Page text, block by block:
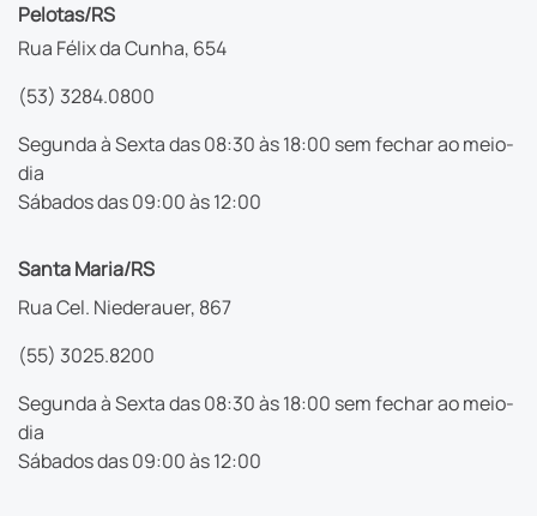
Pelotas/RS
Rua Félix da Cunha, 654
(53) 3284.0800
Segunda à Sexta das 08:30 às 18:00 sem fechar ao meio-
dia
Sábados das 09:00 às 12:00
Santa Maria/RS
Rua Cel. Niederauer, 867
(55) 3025.8200
Segunda à Sexta das 08:30 às 18:00 sem fechar ao meio-
dia
Sábados das 09:00 às 12:00